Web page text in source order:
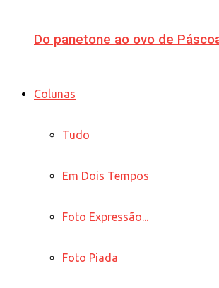
Do panetone ao ovo de
Colunas
Tudo
Em Dois Tempos
Foto Expressão...
Foto Piada